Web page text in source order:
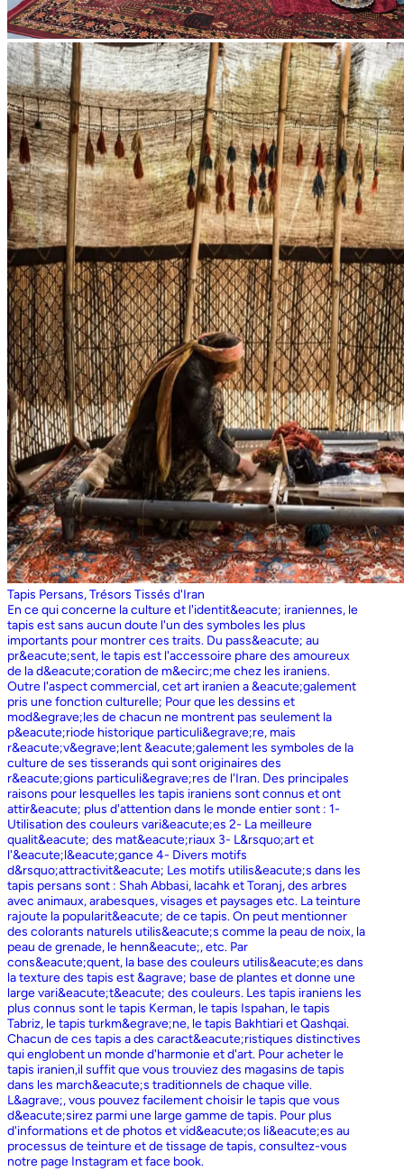
Tapis Persans, Trésors Tissés d'Iran
En ce qui concerne la culture et l'identit&eacute; iraniennes, le
tapis est sans aucun doute l'un des symboles les plus
importants pour montrer ces traits. Du pass&eacute; au
pr&eacute;sent, le tapis est l'accessoire phare des amoureux
de la d&eacute;coration de m&ecirc;me chez les iraniens.
Outre l'aspect commercial, cet art iranien a &eacute;galement
pris une fonction culturelle; Pour que les dessins et
mod&egrave;les de chacun ne montrent pas seulement la
p&eacute;riode historique particuli&egrave;re, mais
r&eacute;v&egrave;lent &eacute;galement les symboles de la
culture de ses tisserands qui sont originaires des
r&eacute;gions particuli&egrave;res de l'Iran. Des principales
raisons pour lesquelles les tapis iraniens sont connus et ont
attir&eacute; plus d'attention dans le monde entier sont : 1-
Utilisation des couleurs vari&eacute;es 2- La meilleure
qualit&eacute; des mat&eacute;riaux 3- L&rsquo;art et
l'&eacute;l&eacute;gance 4- Divers motifs
d&rsquo;attractivit&eacute; Les motifs utilis&eacute;s dans les
tapis persans sont : Shah Abbasi, lacahk et Toranj, des arbres
avec animaux, arabesques, visages et paysages etc. La teinture
rajoute la popularit&eacute; de ce tapis. On peut mentionner
des colorants naturels utilis&eacute;s comme la peau de noix, la
peau de grenade, le henn&eacute;, etc. Par
cons&eacute;quent, la base des couleurs utilis&eacute;es dans
la texture des tapis est &agrave; base de plantes et donne une
large vari&eacute;t&eacute; des couleurs. Les tapis iraniens les
plus connus sont le tapis Kerman, le tapis Ispahan, le tapis
Tabriz, le tapis turkm&egrave;ne, le tapis Bakhtiari et Qashqai.
Chacun de ces tapis a des caract&eacute;ristiques distinctives
qui englobent un monde d'harmonie et d'art. Pour acheter le
tapis iranien,il suffit que vous trouviez des magasins de tapis
dans les march&eacute;s traditionnels de chaque ville.
L&agrave;, vous pouvez facilement choisir le tapis que vous
d&eacute;sirez parmi une large gamme de tapis. Pour plus
d'informations et de photos et vid&eacute;os li&eacute;es au
processus de teinture et de tissage de tapis, consultez-vous
notre page Instagram et face book.